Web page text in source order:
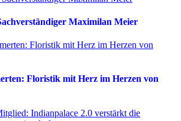
Maximilan Meier
Floristik mit Herz im Herzen von